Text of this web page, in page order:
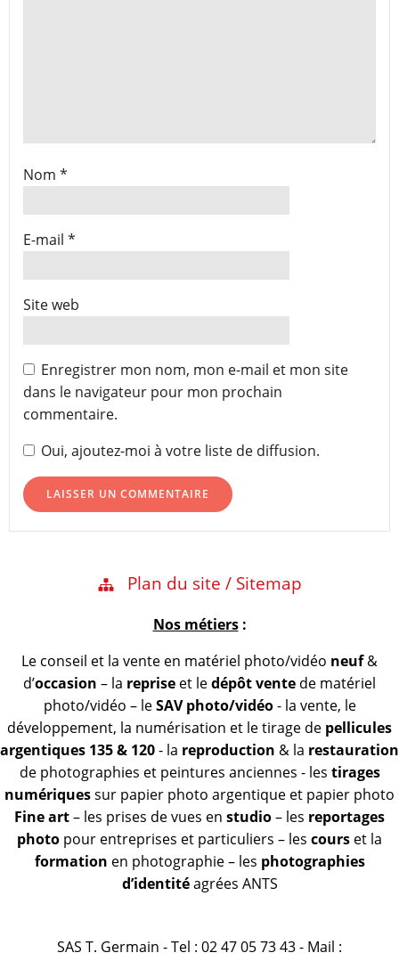
Nom *
E-mail *
Site web
Enregistrer mon nom, mon e-mail et mon site
dans le navigateur pour mon prochain
commentaire.
Oui, ajoutez-moi à votre liste de diffusion.
Plan du site / Sitemap
Nos métiers:
Le conseil et la vente en matériel photo/vidéo neuf&
d’occasion – la reprise et ledépôt vente de matériel
photo/vidéo – leSAV photo/vidéo- la vente, le
développement, la numérisation et le tirage de pellicules
argentiques 135 & 120- la reproduction & la restauration
de photographies et peintures anciennes - les tirages
numériquessur papier photo argentique et papier photo
Fine art– les prises de vues en studio– les reportages
photo pour entreprises et particuliers – les cours et la
formation en photographie – les photographies
d’identitéagrées ANTS
SAS T. Germain - Tel : 02 47 05 73 43 - Mail :